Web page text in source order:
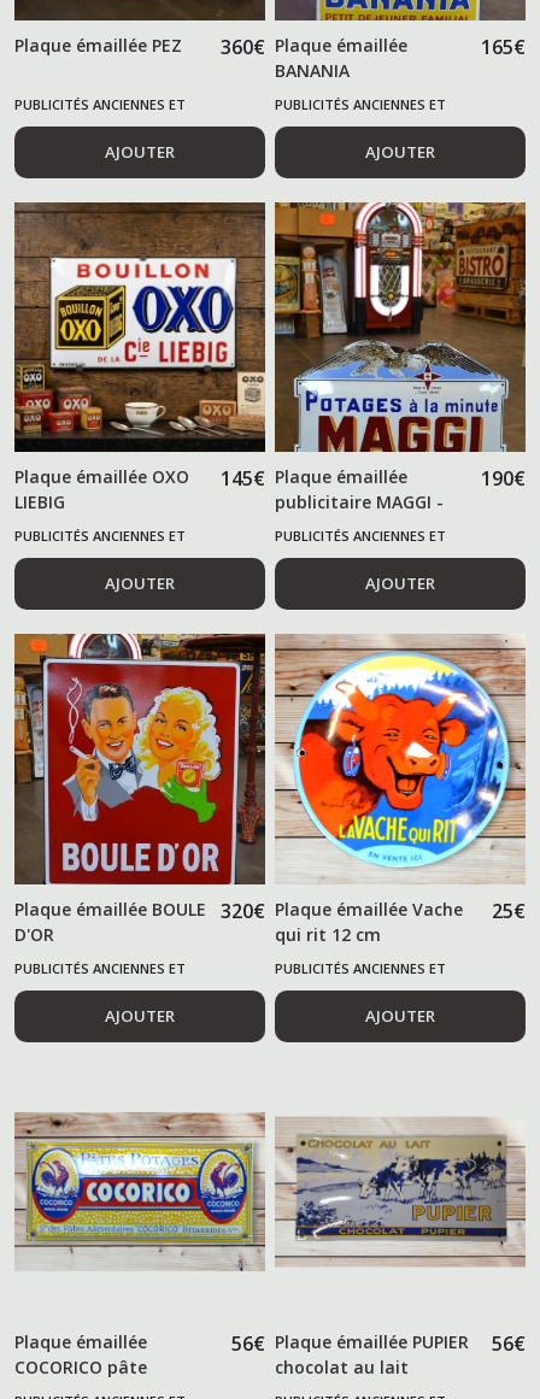
Plaque émaillée PEZ 360€
PUBLICITÉS ANCIENNES ET
ALIMENTAIRES
AJOUTER
Plaque émaillée
BANANIA
165€
PUBLICITÉS ANCIENNES ET
ALIMENTAIRES
AJOUTER
Plaque émaillée OXO
LIEBIG
145€
PUBLICITÉS ANCIENNES ET
ALIMENTAIRES
AJOUTER
Plaque émaillée
publicitaire MAGGI -
Décoration cuisine
rétro - Reproduction
190€
PUBLICITÉS ANCIENNES ET
ALIMENTAIRES
AJOUTER
Plaque émaillée BOULE
D'OR
320€
PUBLICITÉS ANCIENNES ET
ALIMENTAIRES
AJOUTER
Plaque émaillée Vache
qui rit 12 cm
25€
PUBLICITÉS ANCIENNES ET
ALIMENTAIRES
AJOUTER
Plaque émaillée
COCORICO pâte
56€ Plaque émaillée PUPIER
chocolat au lait
56€